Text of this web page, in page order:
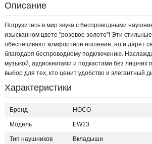
Описание
Погрузитесь в мир звука с беспроводными
изысканном цвете "розовое золото"! Эти
обеспечивают комфортное ношение, но и дарят
благодаря беспроводному подключению.
музыкой, аудиокнигами и подкастами без лишних
выбор для тех, кто ценит удобство и элегантный
Характеристики
Бренд HOCO
Модель EW23
Тип наушников Вкладыши